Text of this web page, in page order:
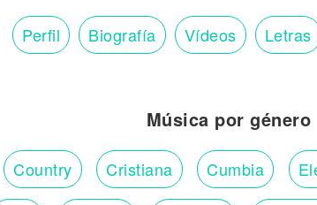
Perfil Biografía Vídeos Letras
Música por género
Country Cristiana Cumbia